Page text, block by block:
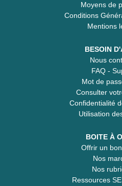
Moyens de
Conditions
Mentions
BESOIN
Nous
FAQ -
Mot de
Consulter
Confidentialité
Utilisation
BOITE À
Offrir un
Nos
Nos
Ressources